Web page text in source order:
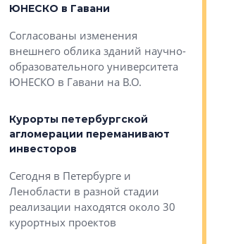
ЮНЕСКО в Гавани
Согласованы изменения
внешнего облика зданий научно-
образовательного университета
ЮНЕСКО в Гавани на В.О.
Курорты петербургской
агломерации переманивают
инвесторов
Сегодня в Петербурге и
Ленобласти в разной стадии
реализации находятся около 30
курортных проектов